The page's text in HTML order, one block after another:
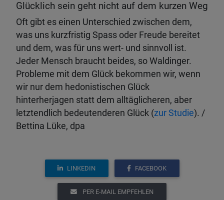
Glücklich sein geht nicht auf dem kurzen Weg
Oft gibt es einen Unterschied zwischen dem,
was uns kurzfristig Spass oder Freude bereitet
und dem, was für uns wert- und sinnvoll ist.
Jeder Mensch braucht beides, so Waldinger.
Probleme mit dem Glück bekommen wir, wenn
wir nur dem hedonistischen Glück
hinterherjagen statt dem alltäglicheren, aber
letztendlich bedeutenderen Glück (zur Studie). /
Bettina Lüke, dpa
LINKEDIN FACEBOOK
PER E-MAIL EMPFEHLEN